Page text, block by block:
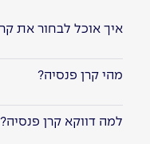
איך אוכל לבחור את
מהי קרן פנסיה?
למה דווקא קרן פנסיה?